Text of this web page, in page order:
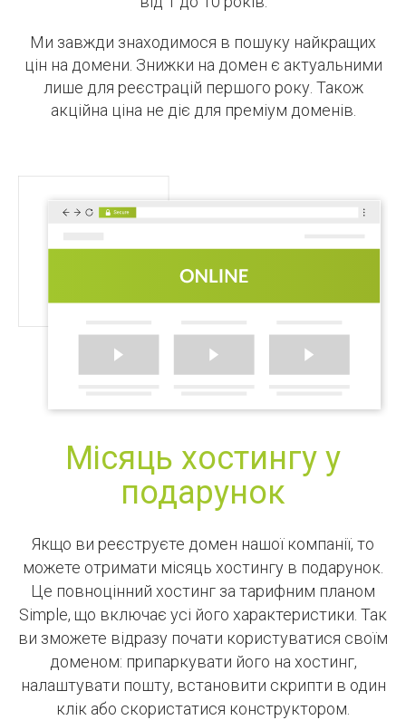
Ми завжди знаходимося в пошуку найкращих
цін на домени. Знижки на домен є актуальними
лише для реєстрацій першого року. Також
акційна ціна не діє для преміум доменів.
Місяць хостингу у
подарунок
Якщо ви реєструєте домен нашої компанії, то
можете отримати місяць хостингу в подарунок.
Це повноцінний хостинг за тарифним планом
Simple, що включає усі його характеристики. Так
ви зможете відразу почати користуватися своїм
доменом: припаркувати його на хостинг,
налаштувати пошту, встановити скрипти в один
клік або скористатися конструктором.